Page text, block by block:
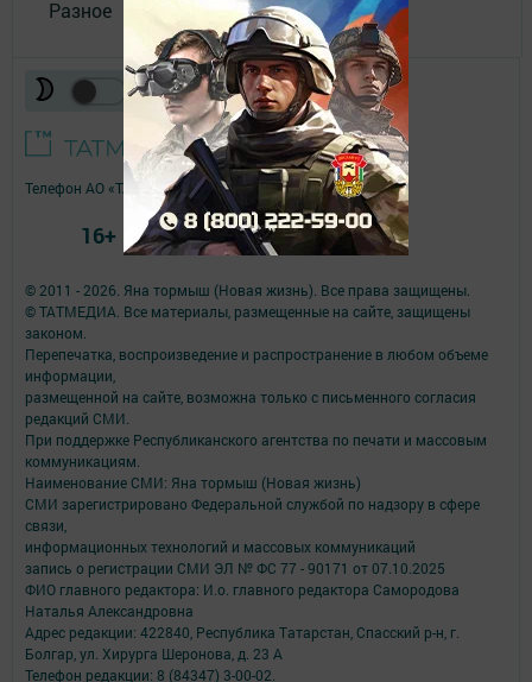
Разное
© 2011 - 2026. Яна тормыш (Новая жизнь). Все права защищены.
© ТАТМЕДИА. Все материалы, размещенные на сайте, защищены
законом.
Перепечатка, воспроизведение и распространение в любом объеме
информации,
размещенной на сайте, возможна только с письменного согласия
редакций СМИ.
При поддержке Республиканского агентства по печати и массовым
коммуникациям.
Наименование СМИ: Яна тормыш (Новая жизнь)
СМИ зарегистрировано Федеральной службой по надзору в сфере
связи,
информационных технологий и массовых коммуникаций
запись о регистрации СМИ ЭЛ № ФС 77 - 90171 от 07.10.2025
ФИО главного редактора: И.о. главного редактора Самородова
Наталья Александровна
Адрес редакции: 422840, Республика Татарстан, Спасский р-н, г.
Болгар, ул. Хирурга Шеронова, д. 23 А
Телефон редакции: 8 (84347) 3-00-02.
Телефон АО «ТАТМЕДИА»: (843) 222 09 84
16+